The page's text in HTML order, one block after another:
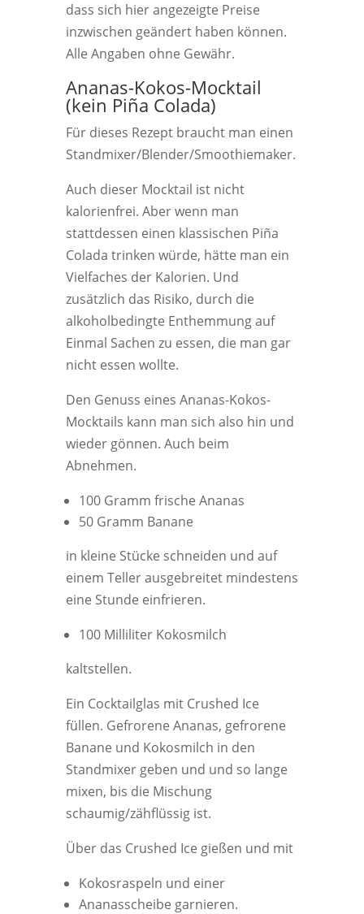
dass sich hier angezeigte Preise
inzwischen geändert haben können.
Alle Angaben ohne Gewähr.
Ananas-Kokos-Mocktail
(kein Piña Colada)
Für dieses Rezept braucht man einen
Standmixer/Blender/Smoothiemaker.
Auch dieser Mocktail ist nicht
kalorienfrei. Aber wenn man
stattdessen einen klassischen Piña
Colada trinken würde, hätte man ein
Vielfaches der Kalorien. Und
zusätzlich das Risiko, durch die
alkoholbedingte Enthemmung auf
Einmal Sachen zu essen, die man gar
nicht essen wollte.
Den Genuss eines Ananas-Kokos-
Mocktails kann man sich also hin und
wieder gönnen. Auch beim
Abnehmen.
100 Gramm frische Ananas
50 Gramm Banane
in kleine Stücke schneiden und auf
einem Teller ausgebreitet mindestens
eine Stunde einfrieren.
100 Milliliter Kokosmilch
kaltstellen.
Ein Cocktailglas mit Crushed Ice
füllen. Gefrorene Ananas, gefrorene
Banane und Kokosmilch in den
Standmixer geben und und so lange
mixen, bis die Mischung
schaumig/zähflüssig ist.
Über das Crushed Ice gießen und mit
Kokosraspeln und einer
Ananasscheibe garnieren.